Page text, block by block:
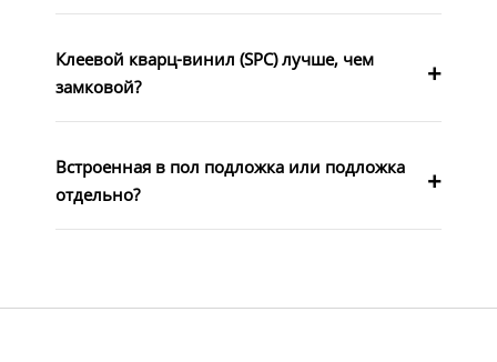
Клеевой кварц-винил (SPC) лучше, чем
замковой?
Встроенная в пол подложка или подложка
отдельно?